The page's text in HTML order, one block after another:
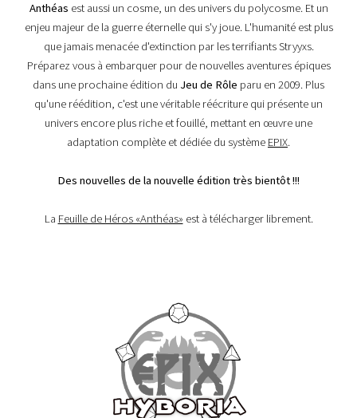
Anthéas est aussi un cosme, un des univers du polycosme. Et un
enjeu majeur de la guerre éternelle qui s'y joue. L'humanité est plus
que jamais menacée d'extinction par les terrifiants Stryyxs.
Préparez vous à embarquer pour de nouvelles aventures épiques
dans une prochaine édition du Jeu de Rôle paru en 2009. Plus
qu'une réédition, c'est une véritable réécriture qui présente un
univers encore plus riche et fouillé, mettant en œuvre une
adaptation complète et dédiée du système EPIX.
Des nouvelles de la nouvelle édition très bientôt !!!
La Feuille de Héros «Anthéas» est à télécharger librement.